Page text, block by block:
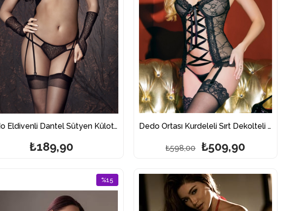
Dedo Eldivenli Dantel Sütyen Külot Fantazi Jartiyer Takım 3173
₺189,90
Dedo Ortası Kurdeleli Sırt Dekolteli Fantazi Jartiyer Takım
₺509,90
₺598,00
%15
İndirim